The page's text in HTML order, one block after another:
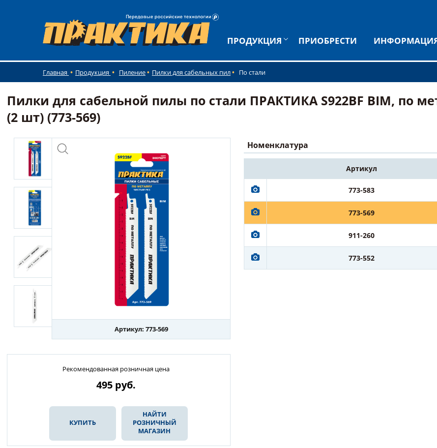
ПРОДУКЦИЯ ПРИОБРЕСТИ
Главная Продукция Пиление Пилки для сабельных пил По стали
Пилки для сабельной пилы по стали ПРАКТИКА S922BF BIM, по
(2 шт) (773-569)
Артикул: 773-569
Рекомендованная розничная цена
495 руб.
КУПИТЬ
НАЙТИ
РОЗНИЧНЫЙ
МАГАЗИН
Номенклатура
Артикул
773-583
773-569
911-260
773-552